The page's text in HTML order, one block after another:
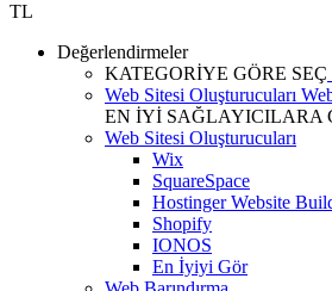
TL
Değerlendirmeler
KATEGORİYE GÖRE SEÇ
Web Sitesi Oluşturucuları
EN İYİ SAĞLAYICILARA
Web Sitesi Oluşturucuları
Wix
SquareSpace
Hostinger Website
Shopify
IONOS
En İyiyi Gör